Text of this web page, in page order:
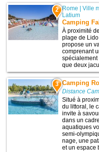
2 Rome |Ville
Latium
Camping
À proximité
plage de
propose un
comprenant
spécialement
que deux
3 Camping
Distance
Situé à
du littoral, le
invite à
dans un
aquatiques
semi-
nage, une
et un espace